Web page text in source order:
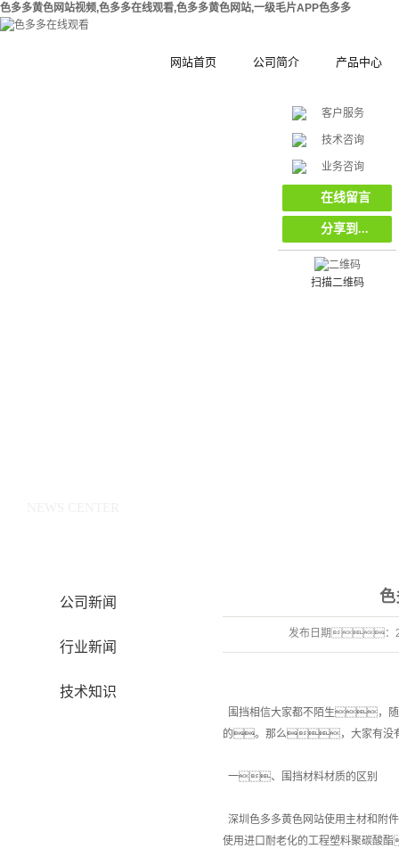
色多多黄色网站视频,色多多在线观看,色多多黄色网站,一级毛片APP色多多
网站首页 公司简介
合作伙伴
产品中心
挡
木塑拼装式围
集装箱集成房
工地工程施工
栏栅栏
环保复合材料
公司新闻
行业新闻
技术知识
色
发布日期：
围挡相信大家都不陌生，
的。那么，大家有没有
一、围挡材料材质的区别
深圳色多多黄色网站使用主材
使用进口耐老化的工程塑料聚碳
客户服务
技术咨询
业务咨询
在线留言
分享到...
扫描二维码